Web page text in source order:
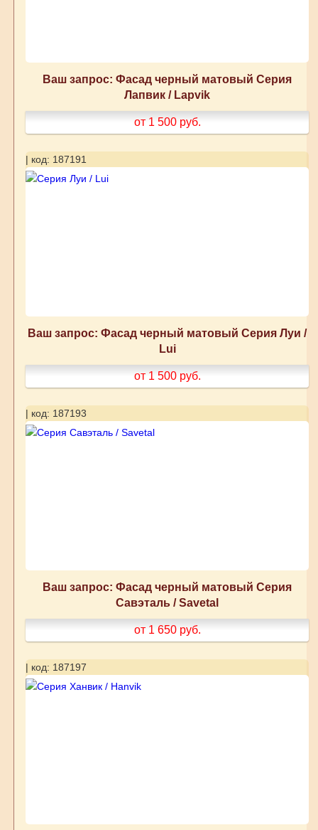
Ваш запрос: Фасад черный матовый Серия
Лапвик / Lapvik
от 1 500 руб.
| код: 187191
Ваш запрос: Фасад черный матовый Серия Луи /
Lui
от 1 500 руб.
| код: 187193
Ваш запрос: Фасад черный матовый Серия
Савэталь / Savetal
от 1 650 руб.
| код: 187197